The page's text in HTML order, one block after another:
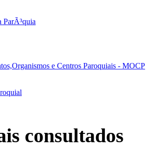
ParÃ³quia
e Centros Paroquiais - MOCP
consultados